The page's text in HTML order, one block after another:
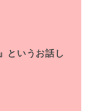
というお話し